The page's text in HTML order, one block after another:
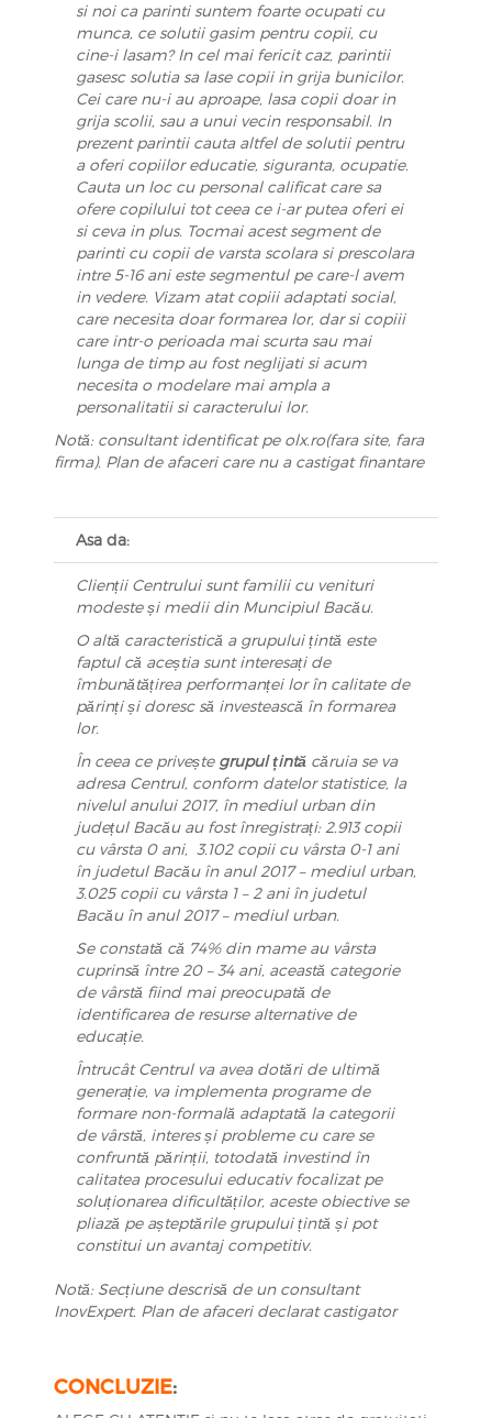
si noi ca parinti suntem foarte ocupati cu
munca, ce solutii gasim pentru copii, cu
cine-i lasam? In cel mai fericit caz, parintii
gasesc solutia sa lase copii in grija bunicilor.
Cei care nu-i au aproape, lasa copii doar in
grija scolii, sau a unui vecin responsabil. In
prezent parintii cauta altfel de solutii pentru
a oferi copiilor educatie, siguranta, ocupatie.
Cauta un loc cu personal calificat care sa
ofere copilului tot ceea ce i-ar putea oferi ei
si ceva in plus. Tocmai acest segment de
parinti cu copii de varsta scolara si prescolara
intre 5-16 ani este segmentul pe care-l avem
in vedere. Vizam atat copiii adaptati social,
care necesita doar formarea lor, dar si copiii
care intr-o perioada mai scurta sau mai
lunga de timp au fost neglijati si acum
necesita o modelare mai ampla a
personalitatii si caracterului lor.
Notă: consultant identificat pe olx.ro(fara site, fara
firma). Plan de afaceri care nu a castigat finantare
Asa da:
Clienții Centrului sunt familii cu venituri
modeste și medii din Muncipiul Bacău.
O altă caracteristică a grupului țintă este
faptul că aceștia sunt interesați de
îmbunătățirea performanței lor în calitate de
părinți și doresc să investească în formarea
lor.
În ceea ce privește grupul țintăcăruia se va
adresa Centrul, conform datelor statistice, la
nivelul anului 2017, în mediul urban din
județul Bacău au fost înregistrați: 2.913 copii
cu vârsta 0 ani, 3.102 copii cu vârsta 0-1 ani
în judetul Bacău în anul 2017 – mediul urban,
3.025 copii cu vârsta 1 – 2 ani în judetul
Bacău în anul 2017 – mediul urban.
Se constată că 74% din mame au vârsta
cuprinsă între 20 – 34 ani, această categorie
de vârstă fiind mai preocupată de
identificarea de resurse alternative de
educație.
Întrucât Centrul va avea dotări de ultimă
generație, va implementa programe de
formare non-formală adaptată la categorii
de vârstă, interes și probleme cu care se
confruntă părinții, totodată investind în
calitatea procesului educativ focalizat pe
soluționarea dificultăților, aceste obiective se
pliază pe așteptările grupului țintă și pot
constitui un avantaj competitiv.
Notă: Secțiune descrisă de un consultant
InovExpert. Plan de afaceri declarat castigator
CONCLUZIE: